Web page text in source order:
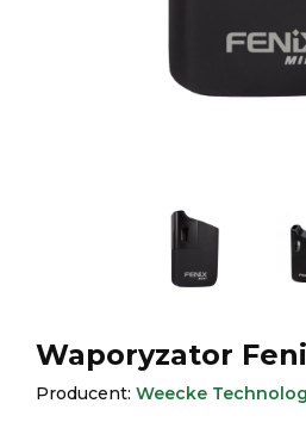
Waporyzator
Producent: Weecke